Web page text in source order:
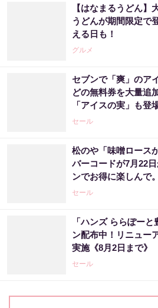
【はなまるうどん】
うどんが期間限定で
える日も！
グルメ
セブンで「爽」のア
どの無料券を大量追
「アイスの実」も登
セール
松のや「味噌ロース
バーコードが7月22
ンでお得に楽しんで。
セール
「ハンズ ららぽー
ン配布中！リニュー
実施《8月2日まで》
セール